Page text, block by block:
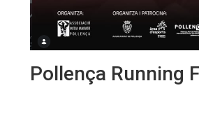
Pollença Running